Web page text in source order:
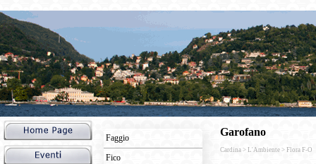
Faggio
Fico
Garofano
Cardina > L'Ambiente > Flora F-O